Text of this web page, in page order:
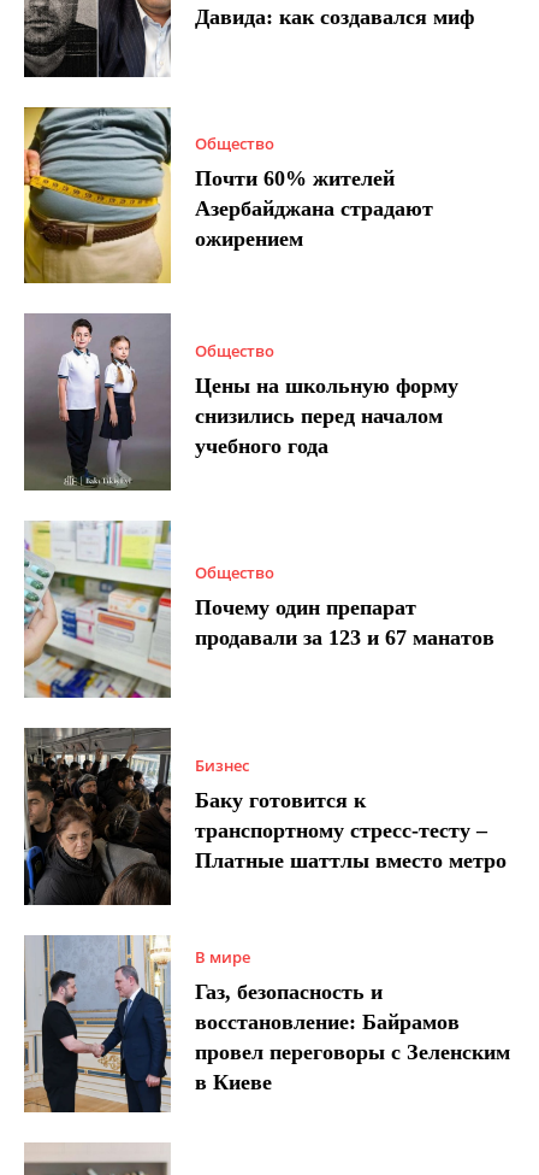
Давида: как создавался миф
Общество
Почти 60% жителей
Азербайджана страдают
ожирением
Общество
Цены на школьную форму
снизились перед началом
учебного года
Общество
Почему один препарат
продавали за 123 и 67 манатов
Бизнес
Баку готовится к
транспортному стресс-тесту –
Платные шаттлы вместо метро
В мире
Газ, безопасность и
восстановление: Байрамов
провел переговоры с Зеленским
в Киеве